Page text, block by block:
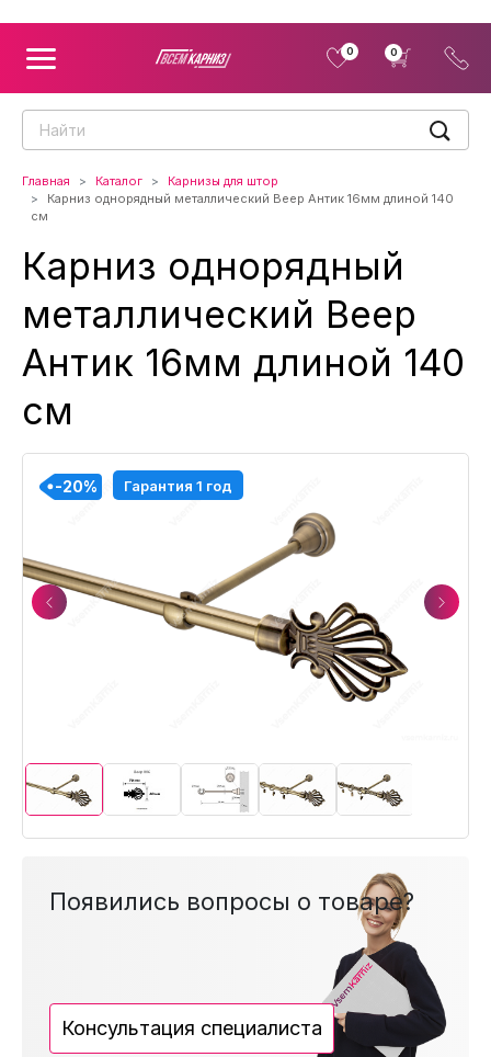
0 0
Главная Каталог
Карнизы для штор
Карниз однорядный металлический Веер Антик 16мм длиной 140
см
Карниз однорядный
металлический Веер
Антик 16мм длиной 140
см
Previous
-20% Гарантия 1 год
-20%
-20%
-20%
-20%
-20%
-20%
-20%
-20%
Next
Появились вопросы о товаре?
Консультация специалиста